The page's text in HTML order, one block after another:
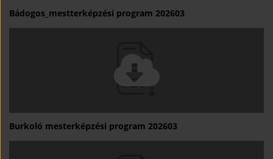
Bádogos_mestterképzési program 202603
Burkoló mesterképzési program 202603